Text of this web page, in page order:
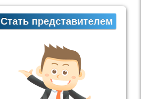
Стать представителем